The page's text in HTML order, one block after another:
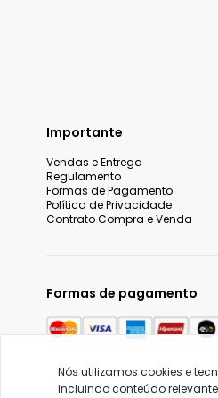
Importante
Vendas e Entrega
Regulamento
Formas de Pagamento
Política de Privacidade
Contrato Compra e Venda
Formas de pagamento
Nós utilizamos cookies e
incluindo conteúdo